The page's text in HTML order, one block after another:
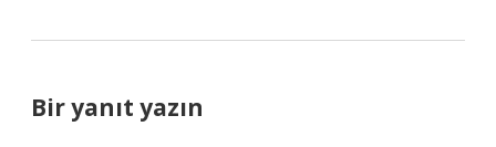
Bir yanıt yazın